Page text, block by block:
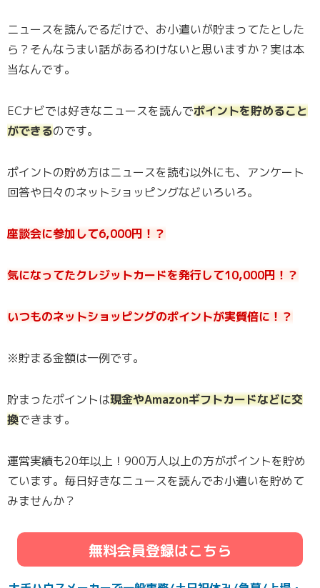
ニュースを読んでるだけで、お小遣いが貯まってたとした
ら？そんなうまい話があるわけないと思いますか？実は本
当なんです。
ECナビでは好きなニュースを読んでポイントを貯めること
ができるのです。
ポイントの貯め方はニュースを読む以外にも、アンケート
回答や日々のネットショッピングなどいろいろ。
座談会に参加して6,000円！？
気になってたクレジットカードを発行して10,000円！？
いつものネットショッピングのポイントが実質倍に！？
※貯まる金額は一例です。
貯まったポイントは現金やAmazonギフトカードなどに交
換できます。
運営実績も20年以上！900万人以上の方がポイントを貯め
ています。毎日好きなニュースを読んでお小遣いを貯めて
みませんか？
無料会員登録はこちら